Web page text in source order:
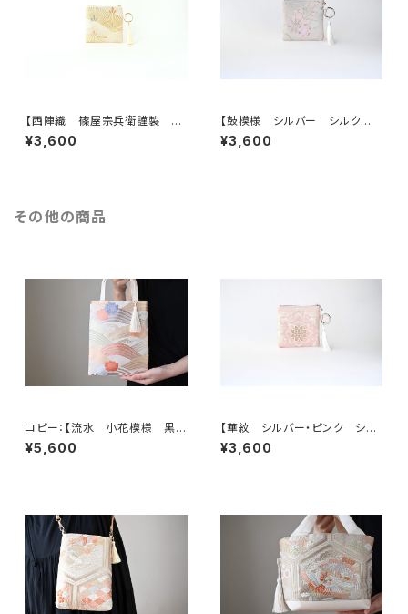
【西陣織 篠屋宗兵衛謹製 若
松模様 ゴールド シルク帯リ
メイク バッグチャーム型スクエ
¥3,600
【鼓模様 シルバー シルク帯リ
メイク バッグチャーム型スクエ
アポーチ】メイクポーチ 旅
¥3,600
その他の商品
コピー：【流水 小花模様 黒
シルク 帯リメイク ミニサブバッ
ク フォーマルバック】日常使い、
¥5,600
【華紋 シルバー・ピンク シル
ク帯リメイク バッグチャーム型
スクエアポーチ】メイクポーチ
¥3,600